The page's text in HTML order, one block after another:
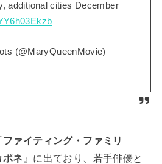
additional cities December
(@MaryQueenMovie)
ファイティング・ファミリ
ポネ 』に出ており、若手俳優と